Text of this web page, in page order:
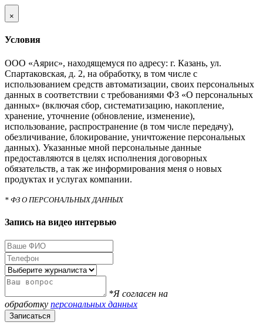
×
Условия
ООО «Аярис», находящемуся по адресу: г. Казань, ул.
Спартаковская, д. 2, на обработку, в том числе с
использованием средств автоматизации, своих персональных
данных в соответствии с требованиями ФЗ «О персональных
данных» (включая сбор, систематизацию, накопление,
хранение, уточнение (обновление, изменение),
использование, распространение (в том числе передачу),
обезличивание, блокирование, уничтожение персональных
данных). Указанные мной персональные данные
предоставляются в целях исполнения договорных
обязательств, а так же информирования меня о новых
продуктах и услугах компании.
* ФЗ О ПЕРСОНАЛЬНЫХ ДАННЫХ
Запись на видео интервью
*Я согласен на
обработку персональных данных
Записаться